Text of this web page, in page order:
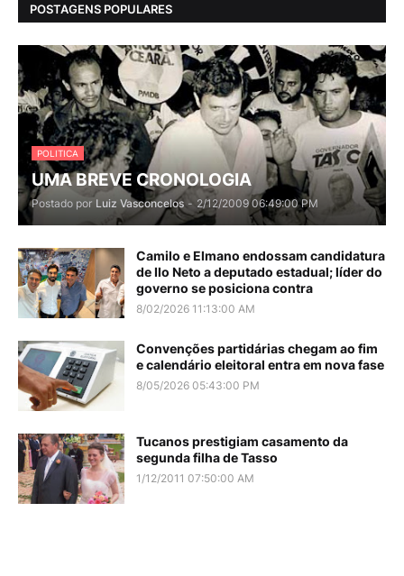
POSTAGENS POPULARES
POLITICA
UMA BREVE CRONOLOGIA
Postado por Luiz Vasconcelos - 2/12/2009 06:49:00 PM
Camilo e Elmano endossam candidatura
de Ilo Neto a deputado estadual; líder do
governo se posiciona contra
8/02/2026 11:13:00 AM
Convenções partidárias chegam ao fim
e calendário eleitoral entra em nova fase
8/05/2026 05:43:00 PM
Tucanos prestigiam casamento da
segunda filha de Tasso
1/12/2011 07:50:00 AM